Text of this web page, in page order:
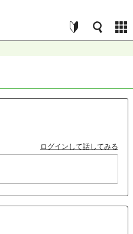
ログインして話してみる